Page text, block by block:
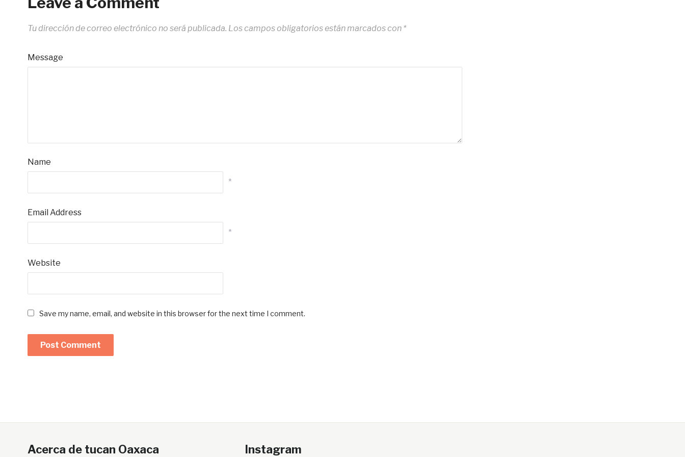
Tu dirección de correo electrónico no será publicada. Los campos obligatorios están marcados con *
Message
Name
*
Email Address
*
Website
Save my name, email, and website in this browser for the next time I comment.
Acerca de tucan Oaxaca Instagram